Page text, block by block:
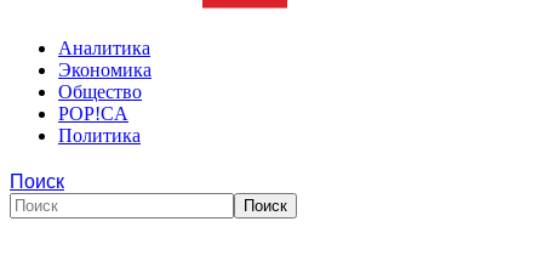
Аналитика
Экономика
Общество
POP!CA
Политика
Поиск